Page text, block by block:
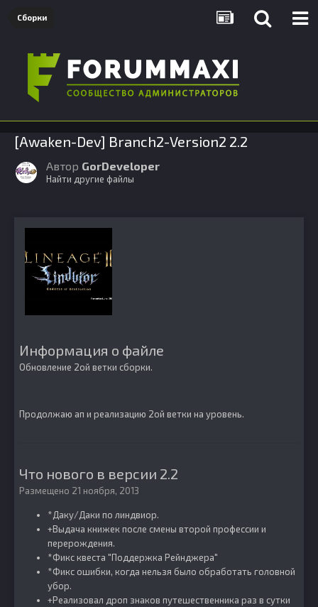
Сборки
[Awaken-Dev] Branch2-Version2 2.2
Автор GorDeveloper
Найти другие файлы
Информация о файле
Обновление 2ой ветки сборки.
Продолжаю ап и реализацию 2ой ветки на уровень.
Что нового в версии 2.2
Размещено 21 ноября, 2013
*Даку/Даки по линдвиор.
+Выдача книжек после смены второй профессии и
перерождения.
*Фикс квеста "Поддержка Рейнджера"
*Фикс ошибки, когда нельзя было обработать головной
убор.
+Реализовал дроп знаков путешественника раз в сутки